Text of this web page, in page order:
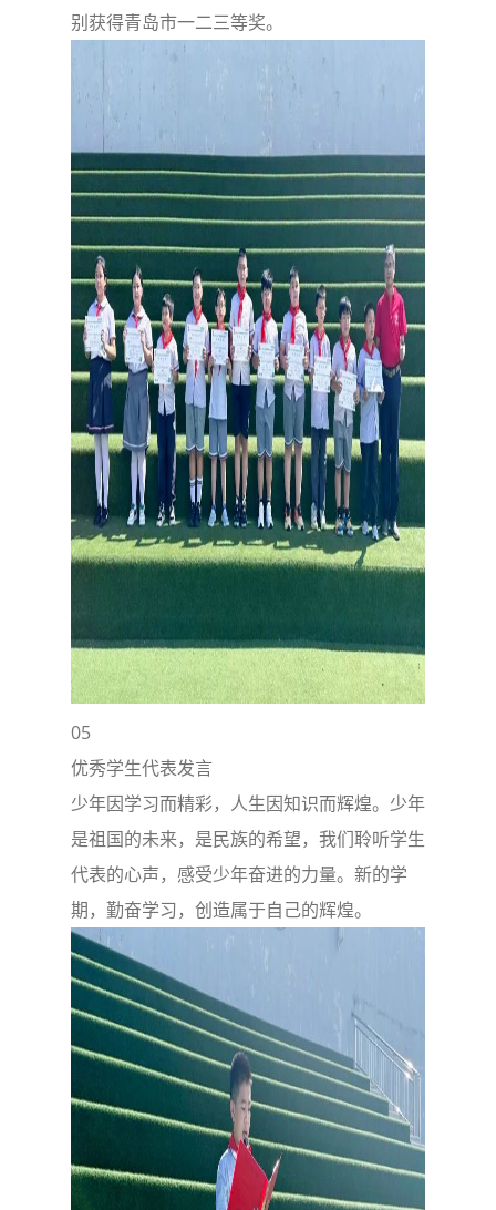
别获得青岛市一二三等奖。
05
优秀学生代表发言
少年因学习而精彩，人生因知识而辉煌。少年
是祖国的未来，是民族的希望，我们聆听学生
代表的心声，感受少年奋进的力量。新的学
期，勤奋学习，创造属于自己的辉煌。